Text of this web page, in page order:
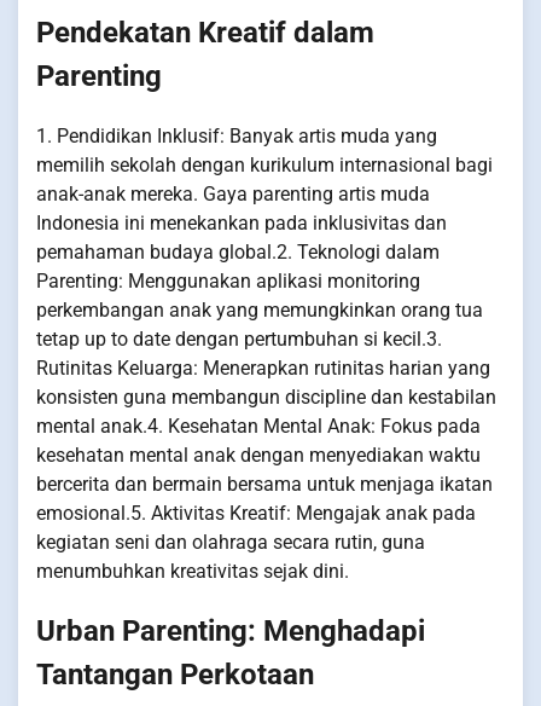
Pendekatan Kreatif dalam
Parenting
1. Pendidikan Inklusif: Banyak artis muda yang
memilih sekolah dengan kurikulum internasional bagi
anak-anak mereka. Gaya parenting artis muda
Indonesia ini menekankan pada inklusivitas dan
pemahaman budaya global.2. Teknologi dalam
Parenting: Menggunakan aplikasi monitoring
perkembangan anak yang memungkinkan orang tua
tetap up to date dengan pertumbuhan si kecil.3.
Rutinitas Keluarga: Menerapkan rutinitas harian yang
konsisten guna membangun discipline dan kestabilan
mental anak.4. Kesehatan Mental Anak: Fokus pada
kesehatan mental anak dengan menyediakan waktu
bercerita dan bermain bersama untuk menjaga ikatan
emosional.5. Aktivitas Kreatif: Mengajak anak pada
kegiatan seni dan olahraga secara rutin, guna
menumbuhkan kreativitas sejak dini.
Urban Parenting: Menghadapi
Tantangan Perkotaan